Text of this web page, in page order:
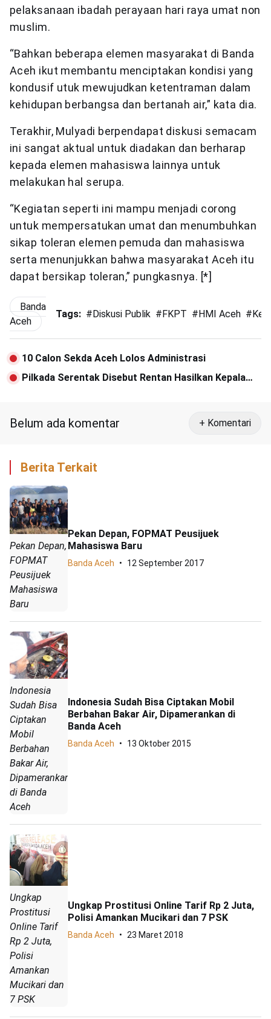
pelaksanaan ibadah perayaan hari raya umat non
muslim.
“Bahkan beberapa elemen masyarakat di Banda
Aceh ikut membantu menciptakan kondisi yang
kondusif utuk mewujudkan ketentraman dalam
kehidupan berbangsa dan bertanah air,” kata dia.
Terakhir, Mulyadi berpendapat diskusi semacam
ini sangat aktual untuk diadakan dan berharap
kepada elemen mahasiswa lainnya untuk
melakukan hal serupa.
“Kegiatan seperti ini mampu menjadi corong
untuk mempersatukan umat dan menumbuhkan
sikap toleran elemen pemuda dan mahasiswa
serta menunjukkan bahwa masyarakat Aceh itu
dapat bersikap toleran,” pungkasnya. [*]
Banda
Aceh
Tags: #Diskusi Publik #FKPT #HMI Aceh #
10 Calon Sekda Aceh Lolos Administrasi
Pilkada Serentak Disebut Rentan Hasilkan Kepala
Belum ada komentar + Komentari
Berita Terkait
Pekan Depan,
FOPMAT
Peusijuek
Mahasiswa
Baru
Pekan Depan, FOPMAT Peusijuek
Mahasiswa Baru
Banda Aceh 12 September 2017
Indonesia
Sudah Bisa
Ciptakan
Mobil
Berbahan
Bakar Air,
Dipamerankan
di Banda
Aceh
Indonesia Sudah Bisa Ciptakan Mobil
Berbahan Bakar Air, Dipamerankan di
Banda Aceh
Banda Aceh 13 Oktober 2015
Ungkap
Prostitusi
Online Tarif
Rp 2 Juta,
Polisi
Amankan
Mucikari dan
7 PSK
Ungkap Prostitusi Online Tarif Rp 2 Juta,
Polisi Amankan Mucikari dan 7 PSK
Banda Aceh 23 Maret 2018